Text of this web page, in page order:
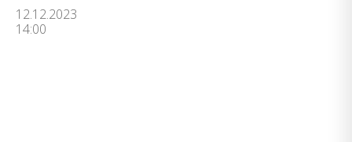
12.12.2023
14:00